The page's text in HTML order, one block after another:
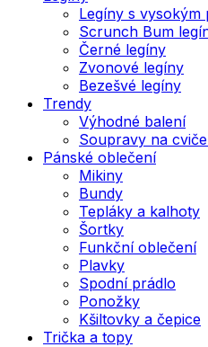
Legíny s vysokým
Scrunch Bum
Černé legíny
Zvonové legíny
Bezešvé legíny
Trendy
Výhodné balení
Soupravy na
Pánské oblečení
Mikiny
Bundy
Tepláky a kalhoty
Šortky
Funkční oblečení
Plavky
Spodní prádlo
Ponožky
Kšiltovky a čepice
Trička a topy